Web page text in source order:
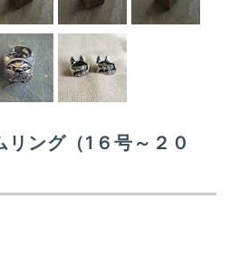
ング（1６号～２０